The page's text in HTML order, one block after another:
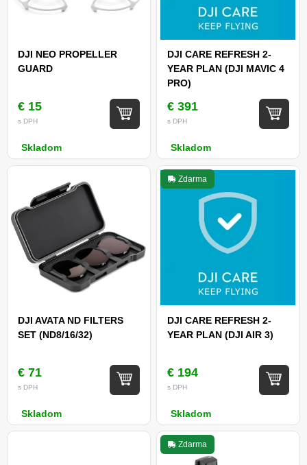
DJI NEO PROPELLER
GUARD
€ 15
s DPH
Skladom
DJI CARE REFRESH 2-
YEAR PLAN (DJI MAVIC 4
PRO)
€ 391
s DPH
Skladom
DJI AVATA ND FILTERS
SET (ND8/16/32)
€ 71
s DPH
Skladom
Zdarma
DJI CARE REFRESH 2-
YEAR PLAN (DJI AIR 3)
€ 194
s DPH
Skladom
Zdarma